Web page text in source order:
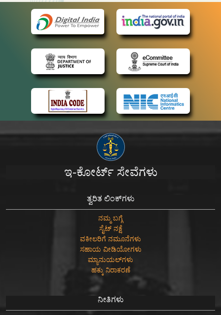
ಇ-ಕೋರ್ಟ್ ಸೇವೆಗಳು
ತ್ವರಿತ ಲಿಂಕ್‌ಗಳು
ನಮ್ಮ ಬಗ್ಗೆ
ಸೈಟ್ ನಕ್ಷೆ
ವಕೀಲರಿಗೆ ನಮೂನೆಗಳು
ಸಹಾಯ ವೀಡಿಯೋಗಳು
ಮ್ಯಾನುಯಲ್‌ಗಳು
ಹಕ್ಕು ನಿರಾಕರಣೆ
ನೀತಿಗಳು